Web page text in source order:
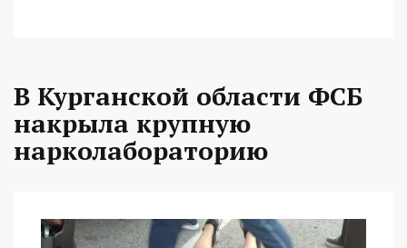
В Курганской области ФСБ
накрыла крупную
нарколабораторию